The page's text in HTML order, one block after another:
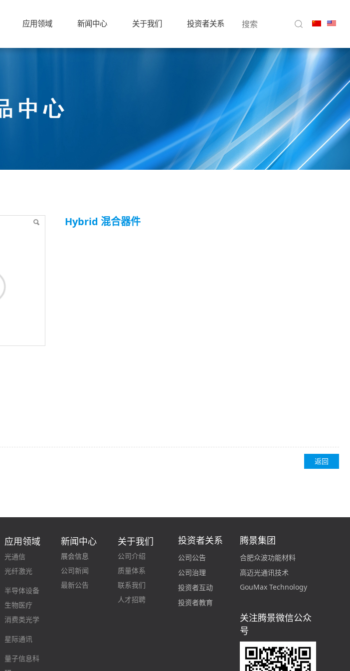
应用领域 新闻中心 关于我们 投资者关系
Hybrid 混合器件
返回
应用领域
光通信
光纤激光
半导体设备
生物医疗
消费类光学
星际通讯
量子信息科
新闻中心
展会信息
公司新闻
最新公告
关于我们
公司介绍
质量体系
联系我们
人才招聘
投资者关系
公司公告
公司治理
投资者互动
投资者教育
腾景集团
合肥众波功能材料
高迈光通讯技术
GouMax Technology
关注腾景微信公众
号